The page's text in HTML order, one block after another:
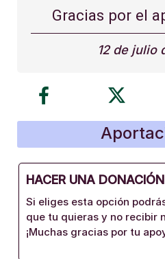
Gracias por el
12 de julio
HACER UNA DONACIÓN
Si eliges esta opción
que tu quieras y no recibir
¡Muchas gracias por tu